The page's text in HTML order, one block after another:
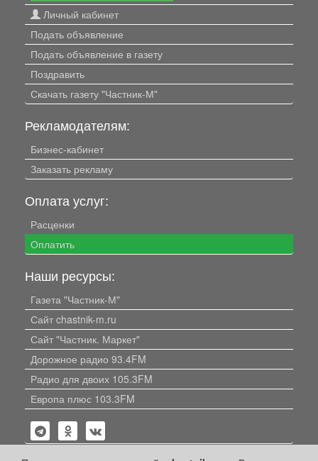
Личный кабинет
Подать объявление
Подать объявление в газету
Поздравить
Скачать газету "Частник-М"
Рекламодателям:
Бизнес-кабинет
Заказать рекламу
Оплата услуг:
Расценки
Оплатить
Наши ресурсы:
Газета "Частник-М"
Сайт chastnik-m.ru
Сайт "Частник. Маркет"
Дорожное радио 93.4FM
Радио для двоих 105.3FM
Европа плюс 103.3FM